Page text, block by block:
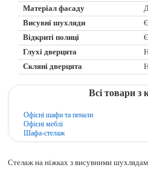
Матеріал фасаду
Висувні шухляди
Є
Відкриті полиці
Є
Глухі дверцята
Скляні дверцята
Всі товари з
Офісні шафи та пенали
Офісні меблі
Шафа-стелаж
Стелаж на ніжках з висувними